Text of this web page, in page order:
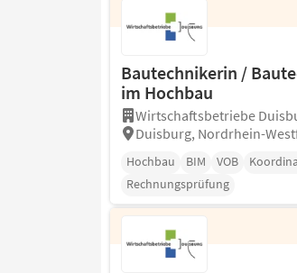
Bautechnikerin /
im Hochbau
Wirtschaftsbetriebe
Duisburg, Nordrhein-
Hochbau BIM VOB
Rechnungsprüfung